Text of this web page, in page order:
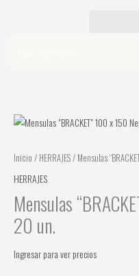
Inicio / HERRAJES/ Mensulas
HERRAJES
Mensulas
20 un.
Ingresar para ver precios